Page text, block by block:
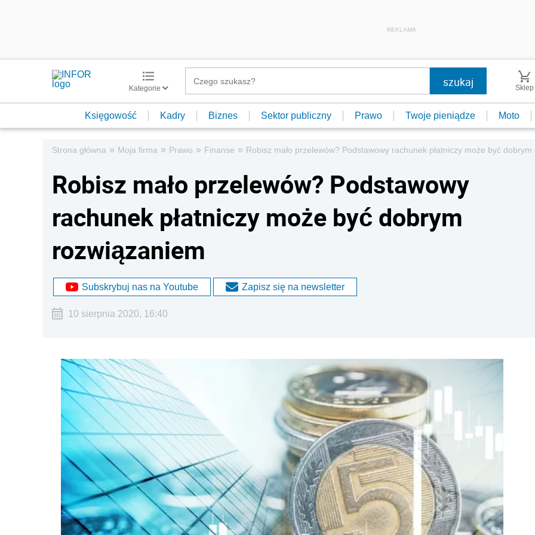
REKLAMA
Kategorie Sklep
Księgowość Kadry Biznes Sektor publiczny Prawo Twoje pieniądze Moto
Strona główna » Moja firma » Prawo » Finanse » Robisz mało przelewów? Podstawowy rachunek płatniczy może być
Robisz mało przelewów? Podstawowy
rachunek płatniczy może być dobrym
rozwiązaniem
Subskrybuj nas na Youtube Zapisz się na newsletter
10 sierpnia 2020, 16:40